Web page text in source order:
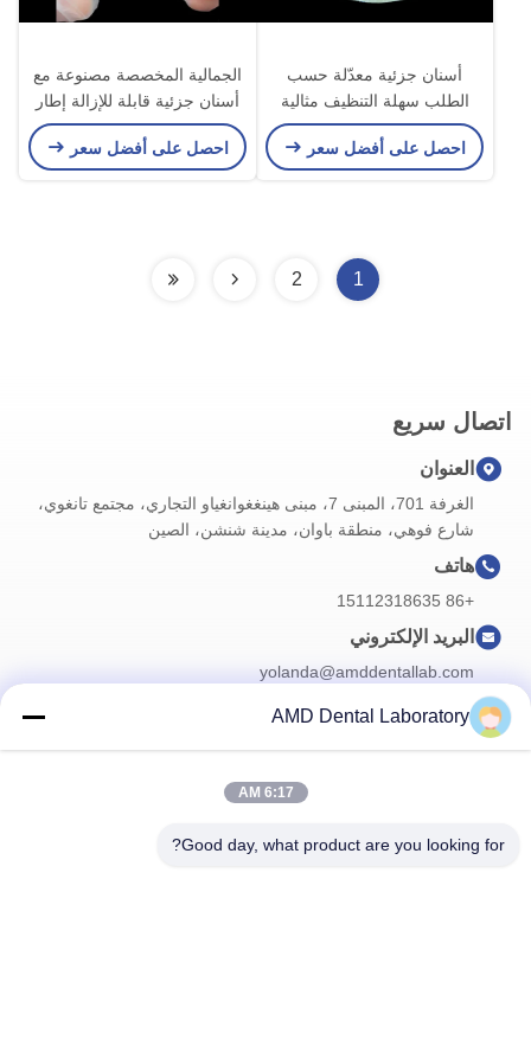
أسنان جزئية معدّلة حسب
الطلب سهلة التنظيف مثالية
لاستعادة القدرة على المضغ
والابتسامة
احصل على أفضل سعر
الجمالية المخصصة مصنوعة مع
أسنان جزئية قابلة للإزالة إطار
HPP لاستبدال الأسنان الطبيعية
الجزئية
احصل على أفضل سعر
1
2
اتصال سريع
العنوان
الغرفة 701، المبنى 7، مبنى هينغغوانغياو التجاري، مجتمع تانغوي،
شارع فوهي، منطقة باوان، مدينة شنشن، الصين
هاتف
+86 15112318635
البريد الإلكتروني
yolanda@amddentallab.com
اشترك في نشرتنا الإخبارية للحصول على خصومات وأكثر.
AMD Dental Laboratory
6:17 AM
Good day, what product are you looking for?